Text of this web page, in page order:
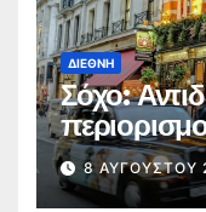
ΔΙΕΘΝΉ
Σόχο:
παμπ
8 ΑΥΓΟΎΣΤΟΥ